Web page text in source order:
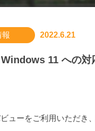
2022.6.21
11 への対
ューをご利用いただき